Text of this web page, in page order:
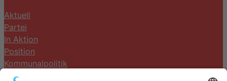
Aktuell
Partei
In Aktion
Position
Kommunalpolitik
Termine